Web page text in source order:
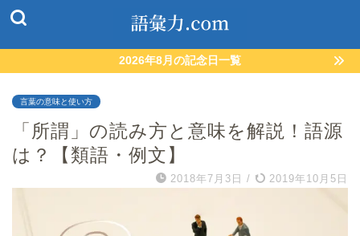
2026年8月の記念日一覧
言葉の意味と使い方
「所謂」の読み方と意味を解説！語源
は？【類語・例文】
2018年7月3日 / 2019年10月5日